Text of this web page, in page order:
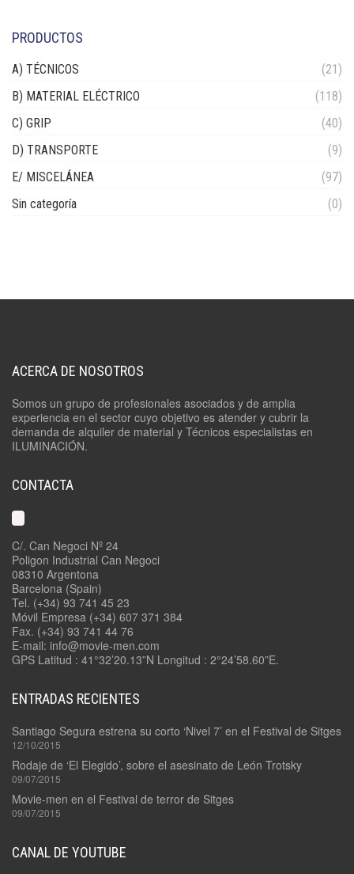
PRODUCTOS
A) TÉCNICOS
(21)
B) MATERIAL ELÉCTRICO
(118)
C) GRIP
(40)
D) TRANSPORTE
(9)
E/ MISCELÁNEA
(97)
Sin categoría
(0)
ACERCA DE NOSOTROS
Somos un grupo de profesionales asociados y de amplia
experiencia en el sector cuyo objetivo es atender y cubrir la
demanda de alquiler de material y Técnicos especialistas en
ILUMINACIÓN.
CONTACTA
C/. Can Negoci Nº 24
Poligon Industrial Can Negoci
08310 Argentona
Barcelona (Spain)
Tel. (+34) 93 741 45 23
Móvil Empresa (+34) 607 371 384
Fax. (+34) 93 741 44 76
E-mail: info@movie-men.com
GPS Latitud : 41°32’20.13”N Longitud : 2°24’58.60”E.
ENTRADAS RECIENTES
Santiago Segura estrena su corto ‘Nivel 7’ en el Festival de Sitges
12/10/2015
Rodaje de ‘El Elegido’, sobre el asesinato de León Trotsky
09/07/2015
Movie-men en el Festival de terror de Sitges
09/07/2015
CANAL DE YOUTUBE